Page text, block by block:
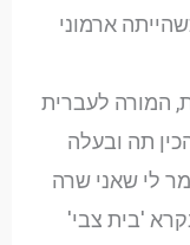
בריטי מוקפד. בשנת 1966, כשהייתה ארמוני
המורה לעברית
תה ובעלה
לי שאני שרה
'בית צבי'